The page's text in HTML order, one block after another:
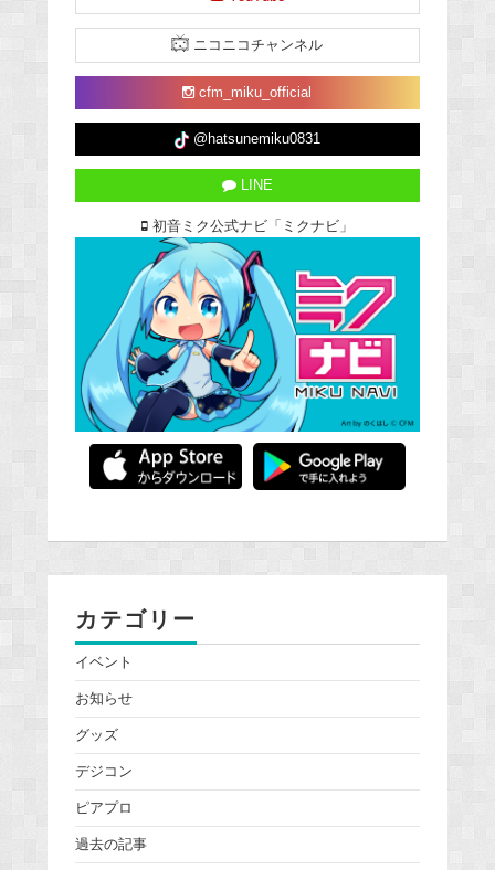
ニコニコチャンネル
cfm_miku_official
@hatsunemiku0831
LINE
初音ミク公式ナビ「ミクナビ」
カテゴリー
イベント
お知らせ
グッズ
デジコン
ピアプロ
過去の記事